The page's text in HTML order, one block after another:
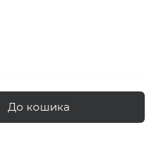
До кошика